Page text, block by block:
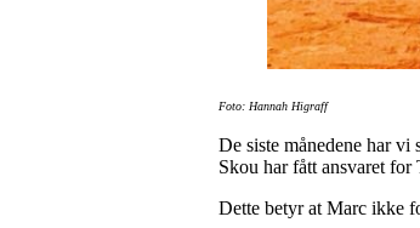
Foto: Hannah Higraff
De siste månedene har
Skou har fått ansvaret
Dette betyr at Marc ikke